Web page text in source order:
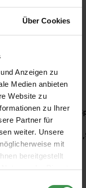
Über Cookies
Anzeigen zu
Medien anbieten
Website zu
zu Ihrer
Partner für
weiter. Unsere
mit
bereitgestellt
der Dienste